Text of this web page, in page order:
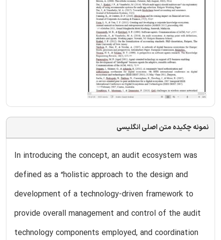
نمونه چکیده متن اصلی انگلیسی
In introducing the concept, an audit ecosystem was
defined as a “holistic approach to the design and
development of a technology-driven framework to
provide overall management and control of the audit
technology components employed, and coordination